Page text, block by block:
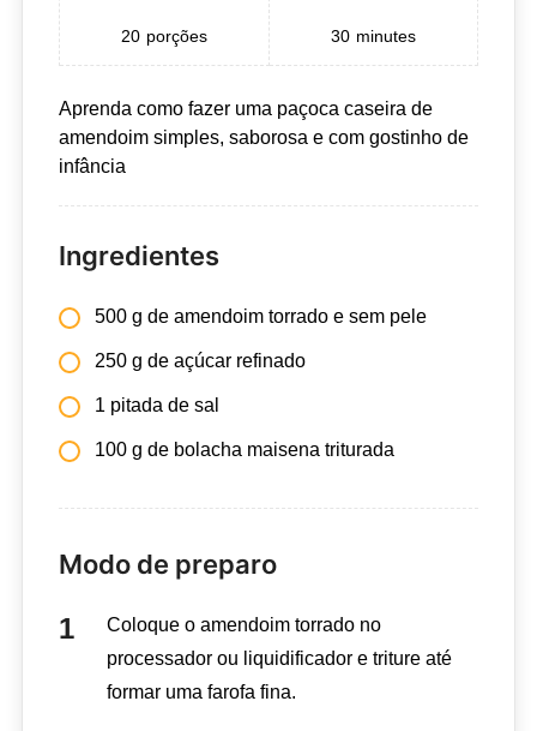
20 porções 30 minutes
Aprenda como fazer uma paçoca caseira de
amendoim simples, saborosa e com gostinho de
infância
Ingredientes
500 g de amendoim torrado e sem pele
250 g de açúcar refinado
1 pitada de sal
100 g de bolacha maisena triturada
Modo de preparo
Coloque o amendoim torrado no
processador ou liquidificador e triture até
formar uma farofa fina.